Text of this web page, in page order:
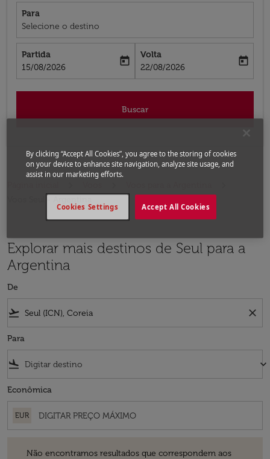
Para
Selecione o destino
Partida
fc-booking-departure-date-aria-label
15/08/2026
today
Volta
fc-booking-return-date-aria-label
22/08/2026
today
Buscar
Explorar mais destinos de Seul para a
Argentina
De
flight_takeoff close
Para
flight_land keyboard_arrow_down
Econômica
EUR
Não encontramos resultados que correspondem aos
By clicking “Accept All Cookies”, you agree to the storing of cookies
on your device to enhance site navigation, analyze site usage, and
assist in our marketing efforts.
Accept All Cookies
Cookies Settings